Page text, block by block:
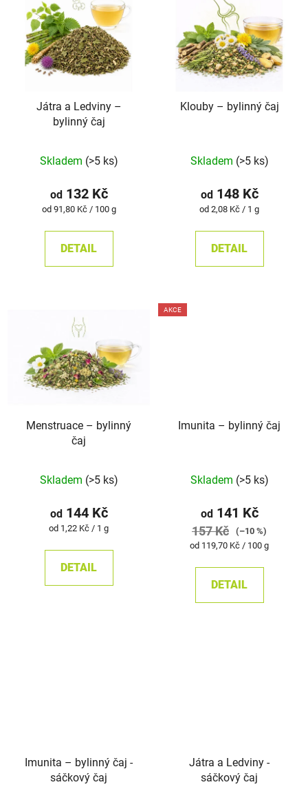
Játra a Ledviny –⁠⁠⁠⁠⁠
bylinný čaj
hodnocení
produktu
je
z
Skladem (>5 ks)
od132 Kč
Měrná
od 91,80 Kč / 100 g
DETAIL
Klouby –⁠⁠⁠⁠⁠ bylinný čaj
hodnocení
produktu
je
z
Skladem (>5 ks)
od148 Kč
Měrná
od 2,08 Kč / 1 g
DETAIL
Menstruace – bylinný
čaj
Skladem (>5 ks)
od144 Kč
Měrná
od 1,22 Kč / 1 g
DETAIL
AKCE
Imunita –⁠⁠⁠⁠⁠ bylinný čaj
hodnocení
produktu
5,0
5
Skladem (>5 ks)
od141 Kč
157 Kč
(–10 %)
Měrná
od 119,70 Kč / 100 g
DETAIL
Imunita –⁠⁠⁠⁠⁠ bylinný čaj -
sáčkový čaj
Játra a Ledviny -
sáčkový čaj